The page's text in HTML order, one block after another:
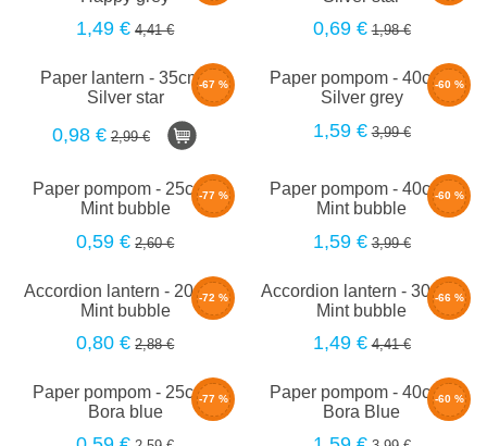
1,49 € 4,41 € 0,69 € 1,98 €
-67 %
Paper lantern - 35cm -
Silver star
0,98 € 2,99 €
-60 %
Paper pompom - 40cm -
Silver grey
1,59 € 3,99 €
-77 %
Paper pompom - 25cm -
Mint bubble
0,59 € 2,60 €
-60 %
Paper pompom - 40cm -
Mint bubble
1,59 € 3,99 €
-72 %
Accordion lantern - 20cm -
Mint bubble
0,80 € 2,88 €
-66 %
Accordion lantern - 30cm -
Mint bubble
1,49 € 4,41 €
-77 %
Paper pompom - 25cm -
Bora blue
-60 %
Paper pompom - 40cm -
Bora Blue